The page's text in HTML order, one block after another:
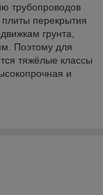
трубопроводов
перекрытия
грунта,
Поэтому для
тяжёлые классы
и